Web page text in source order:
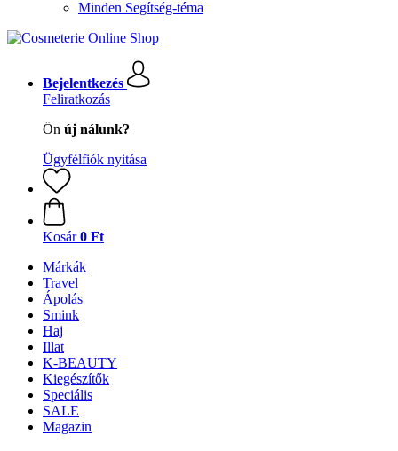
Minden Segítség-téma
Bejelentkezés
Feliratkozás
Ön új nálunk?
Ügyfélfiók nyitása
Kosár 0 Ft
Márkák
Travel
Ápolás
Smink
Haj
Illat
K-BEAUTY
Kiegészítők
Speciális
SALE
Magazin